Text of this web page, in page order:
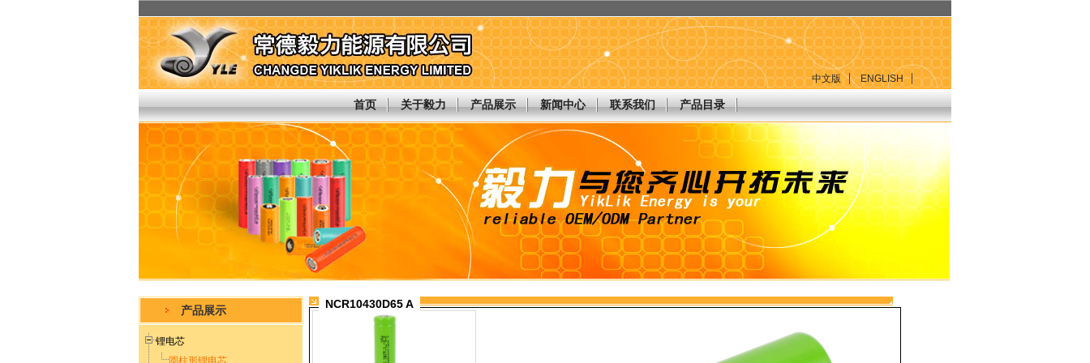
中文版 ENGLISH
首页 关于毅力 产品展示 新闻中心 联系我们 产品目录
产品展示
锂电芯
圆柱形锂电芯
NCR10430D65 A